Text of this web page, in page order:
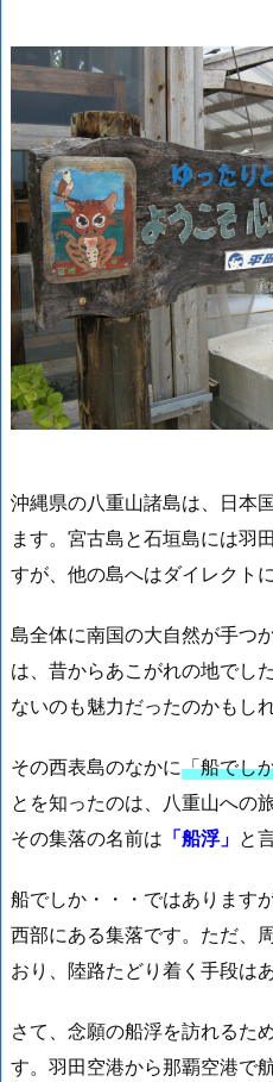
沖縄県の八重山諸島は、日本
ます。宮古島と石垣島には羽
すが、他の島へはダイレクト
島全体に南国の大自然が手つ
は、昔からあこがれの地でし
ないのも魅力だったのかもし
その西表島のなかに「船でし
とを知ったのは、八重山への
その集落の名前は 「船浮」 と
船でしか・・・ではあります
西部にある集落です。ただ、
おり、陸路たどり着く手段は
さて、念願の船浮を訪れるた
す。羽田空港から那覇空港で